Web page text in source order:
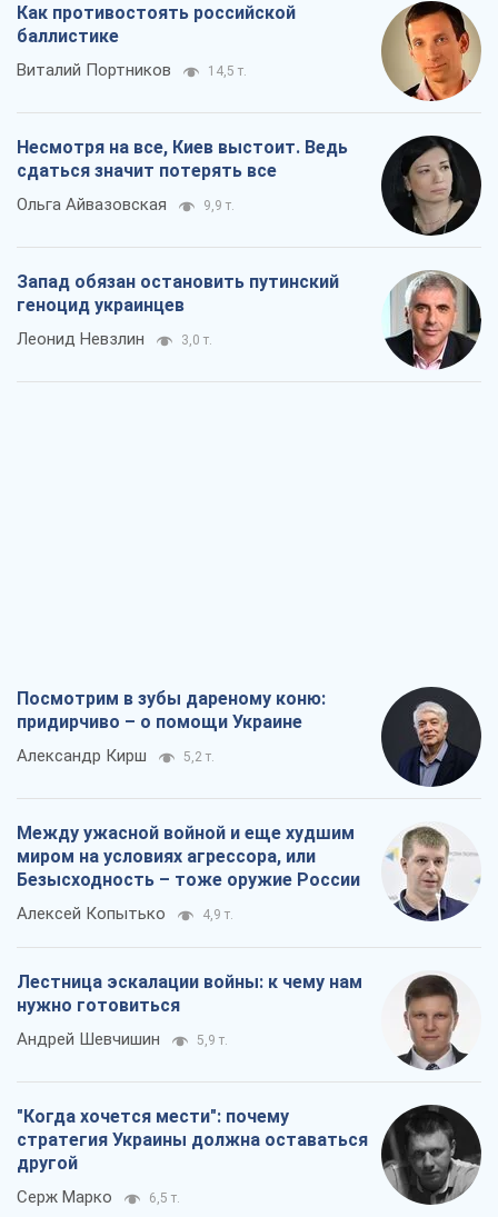
Как противостоять российской
баллистике
Виталий Портников 14,5 т.
Несмотря на все, Киев выстоит. Ведь
сдаться значит потерять все
Ольга Айвазовская 9,9 т.
Запад обязан остановить путинский
геноцид украинцев
Леонид Невзлин 3,0 т.
Посмотрим в зубы дареному коню:
придирчиво – о помощи Украине
Александр Кирш 5,2 т.
Между ужасной войной и еще худшим
миром на условиях агрессора, или
Безысходность – тоже оружие России
Алексей Копытько 4,9 т.
Лестница эскалации войны: к чему нам
нужно готовиться
Андрей Шевчишин 5,9 т.
"Когда хочется мести": почему
стратегия Украины должна оставаться
другой
Серж Марко 6,5 т.